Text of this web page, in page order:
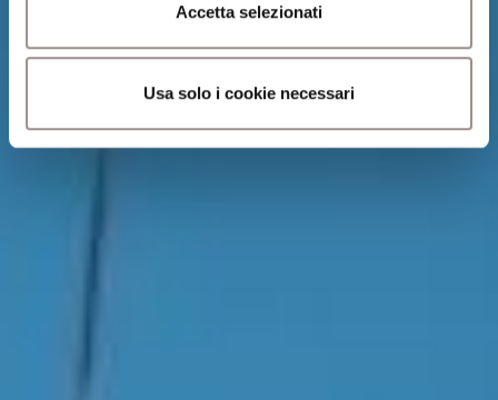
Accetta selezionati
Usa solo i cookie necessari